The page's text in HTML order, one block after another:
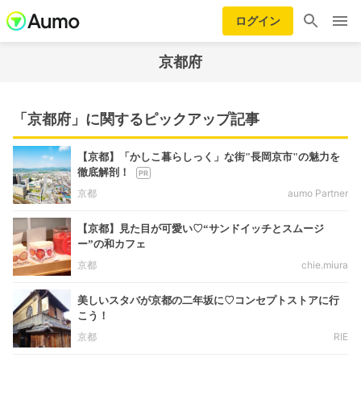
ログイン
京都府
「京都府」に関するピックアップ記事
【京都】「かしこ暮らしっく」な街"長岡京市"の魅力を
徹底解剖！
京都
aumo Partner
【京都】見た目が可愛い♡“サンドイッチとスムージ
ー”の和カフェ
京都
chie.miura
美しいスタバが京都の二年坂に♡コンセプトストアに行
こう！
京都
RIE